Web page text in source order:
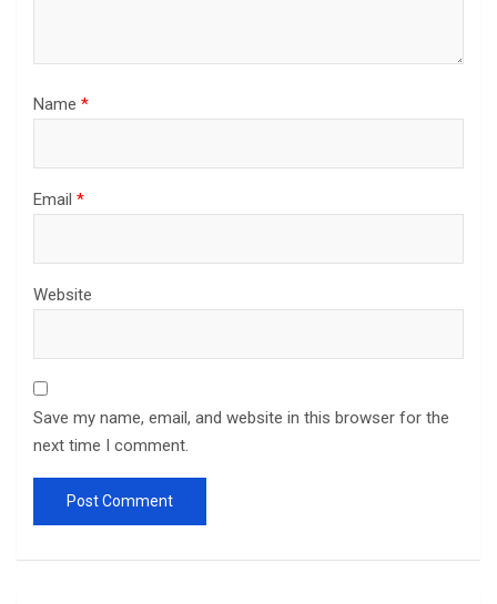
Name *
Email *
Website
Save my name, email, and website in this browser for the
next time I comment.